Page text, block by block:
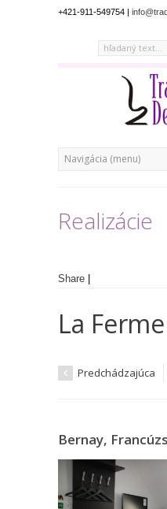
+421-911-549754 |
Realizácie
Share
La
Predchádzajúca
Bernay,